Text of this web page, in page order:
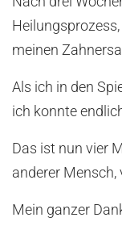
meinen
Als ich in den
ich konnte
Das ist nun vier
anderer Mensch,
Mein ganzer